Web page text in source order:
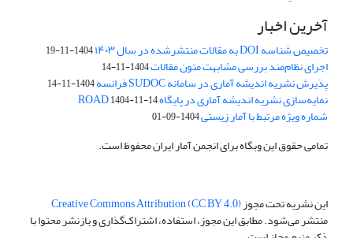
آخرین اخبار
تخصیص شناسه DOI به مقالات منتشرشده در سال ۱۴۰۳ 1404-11-19
اجرای نظام‌مند بررسی مشابهت متون مقالات1404-11-14
پذیرش نشریه اندیشه آماری در سامانه SUDOC فرانسه 1404-11-14
نمایه‌سازی نشریه اندیشه آماری در پایگاه ROAD1404-11-14
شماره ویژه مرتبط با آمار زیستی1404-09-01
تمامی حقوق این وبگاه برای انجمن آمار ایران محفوظ است.
این نشریه تحت مجوزCreative Commons Attribution (CC BY 4.0)
منتشر می‌شود. مطابق این مجوز، استفاده، اشتراک‌گذاری و بازنشر محتوا با